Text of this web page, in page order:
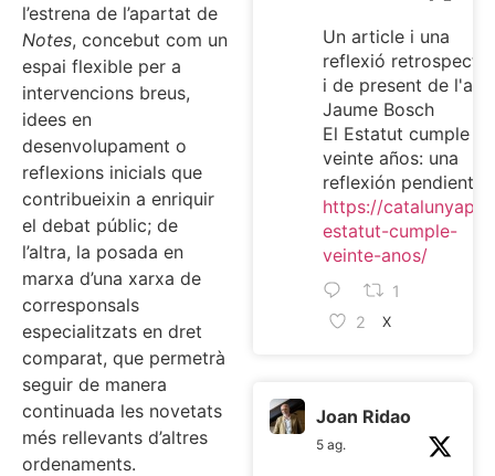
l’estrena de l’apartat de
Notes, concebut com un
espai flexible per a
intervencions breus,
idees en
desenvolupament o
reflexions inicials que
contribueixin a enriquir
el debat públic; de
l’altra, la posada en
marxa d’una xarxa de
corresponsals
especialitzats en dret
comparat, que permetrà
seguir de manera
continuada les novetats
més rellevants d’altres
ordenaments.
Un article i una
reflexió
i de present de
Jaume Bosch
El Estatut cumple
veinte años: una
reflexión pendiente
https://
estatut-cumple-
veinte-anos/
1
2
X
Joan Ridao
5 ag.